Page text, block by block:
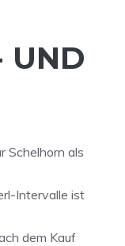
UND
Schelhorn als
Intervalle ist
dem Kauf